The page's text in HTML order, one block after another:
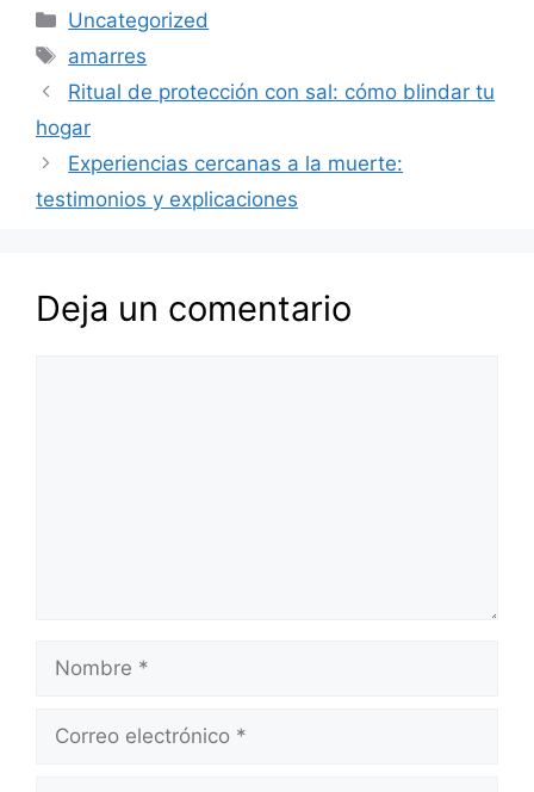
Categorías
Uncategorized
Etiquetas
amarres
Ritual de protección con sal: cómo blindar tu
hogar
Experiencias cercanas a la muerte:
testimonios y explicaciones
Deja un comentario
electrónico